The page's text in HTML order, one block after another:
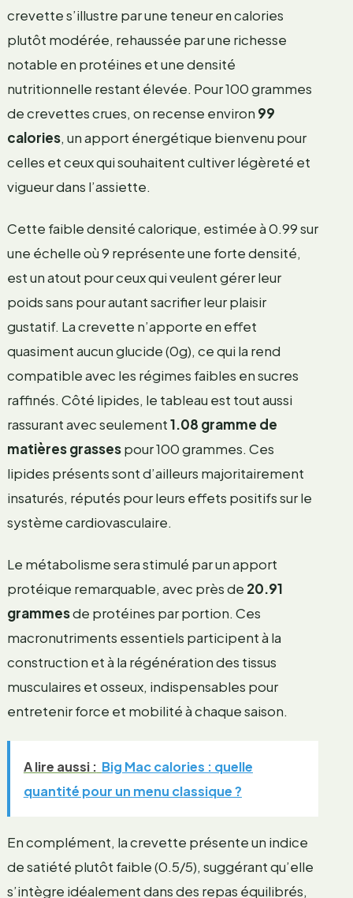
crevette s’illustre par une teneur en calories
plutôt modérée, rehaussée par une richesse
notable en protéines et une densité
nutritionnelle restant élevée. Pour 100 grammes
de crevettes crues, on recense environ 99
calories, un apport énergétique bienvenu pour
celles et ceux qui souhaitent cultiver légèreté et
vigueur dans l’assiette.
Cette faible densité calorique, estimée à 0.99 sur
une échelle où 9 représente une forte densité,
est un atout pour ceux qui veulent gérer leur
poids sans pour autant sacrifier leur plaisir
gustatif. La crevette n’apporte en effet
quasiment aucun glucide (0g), ce qui la rend
compatible avec les régimes faibles en sucres
raffinés. Côté lipides, le tableau est tout aussi
rassurant avec seulement1.08 gramme de
matières grassespour 100 grammes. Ces
lipides présents sont d’ailleurs majoritairement
insaturés, réputés pour leurs effets positifs sur le
système cardiovasculaire.
Le métabolisme sera stimulé par un apport
protéique remarquable, avec près de 20.91
grammesde protéines par portion. Ces
macronutriments essentiels participent à la
construction et à la régénération des tissus
musculaires et osseux, indispensables pour
entretenir force et mobilité à chaque saison.
A lire aussi : Big Mac calories : quelle
quantité pour un menu classique ?
En complément, la crevette présente un indice
de satiété plutôt faible (0.5/5), suggérant qu’elle
s’intègre idéalement dans des repas équilibrés,